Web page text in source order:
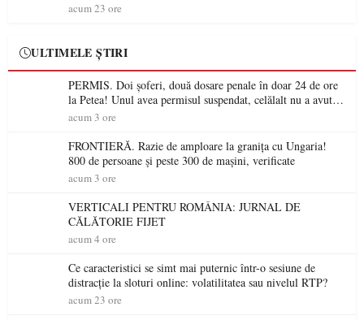
acum 23 ore
ULTIMELE ȘTIRI
PERMIS. Doi șoferi, două dosare penale în doar 24 de ore
la Petea! Unul avea permisul suspendat, celălalt nu a avut
niciodată permis
acum 3 ore
FRONTIERĂ. Razie de amploare la granița cu Ungaria!
800 de persoane și peste 300 de mașini, verificate
acum 3 ore
VERTICALI PENTRU ROMÂNIA: JURNAL DE
CĂLĂTORIE FIJET
acum 4 ore
Ce caracteristici se simt mai puternic într-o sesiune de
distracție la sloturi online: volatilitatea sau nivelul RTP?
acum 23 ore